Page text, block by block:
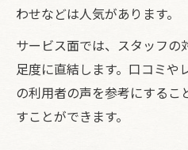
わせなどは人気があります。
サービス面では、スタッフの
足度に直結します。口コミや
の利用者の声を参考にするこ
すことができます。